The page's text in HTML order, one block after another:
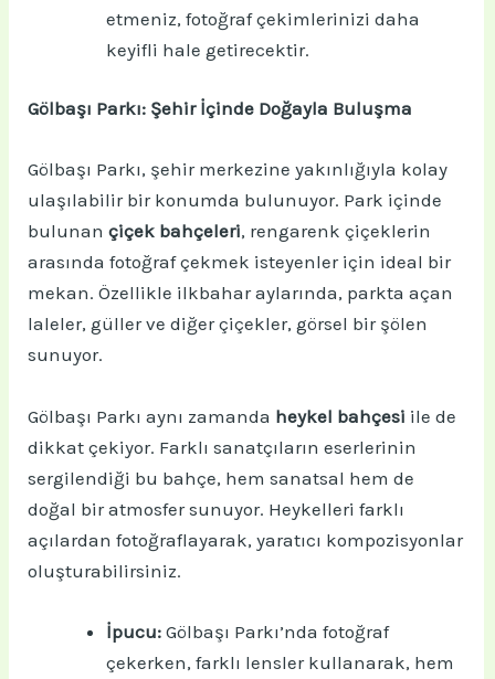
etmeniz, fotoğraf çekimlerinizi daha
keyifli hale getirecektir.
Gölbaşı Parkı: Şehir İçinde Doğayla Buluşma
Gölbaşı Parkı, şehir merkezine yakınlığıyla kolay
ulaşılabilir bir konumda bulunuyor. Park içinde
bulunançiçek bahçeleri, rengarenk çiçeklerin
arasında fotoğraf çekmek isteyenler için ideal bir
mekan. Özellikle ilkbahar aylarında, parkta açan
laleler, güller ve diğer çiçekler, görsel bir şölen
sunuyor.
Gölbaşı Parkı aynı zamanda heykel bahçesi ile de
dikkat çekiyor. Farklı sanatçıların eserlerinin
sergilendiği bu bahçe, hem sanatsal hem de
doğal bir atmosfer sunuyor. Heykelleri farklı
açılardan fotoğraflayarak, yaratıcı kompozisyonlar
oluşturabilirsiniz.
İpucu: Gölbaşı Parkı’nda fotoğraf
çekerken, farklı lensler kullanarak, hem